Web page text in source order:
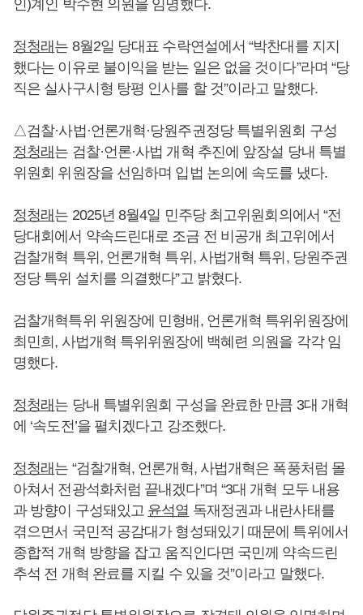
인)계인 박수현 의원을 임명했다.
정청래 는 8월2일 당대표 수락연설에서 “박찬대를 지지
했다는 이유로 불이익을 받는 일은 없을 것이다”라며 “당
직은 실사구시형 탕평 인사를 할 것”이라고 말했다.
△검찰·사법·언론개혁·당원주권정당 특별위원회 구성
정청래 는 검찰·언론·사법 개혁 추진에 앞장설 당내 특별
위원회 위원장을 선임하며 입법 논의에 속도를 냈다.
정청래 는 2025년 8월4일 민주당 최고위원회의에서 “전
당대회에서 약속드린대로 조금 전 비공개 최고위에서
검찰개혁 특위, 언론개혁 특위, 사법개혁 특위, 당원주권
정당 특위 설치를 의결했다”고 밝혔다.
검찰개혁특위 위원장에 민형배, 언론개혁 특위위원장에
최민희, 사법개혁 특위위원장에 백혜련 의원을 각각 임
명했다.
정청래 는 당내 특별위원회 구성을 완료한 만큼 3대 개혁
에 ‘속도전’을 펼치겠다고 강조했다.
정청래 는 “검찰개혁, 언론개혁, 사법개혁은 폭풍처럼 몰
아쳐서 전광석화처럼 끝내겠다”며 “3대 개혁 모두 내용
과 방향이 구성돼있고 윤석열 독재정권과 내란사태를
겪으면서 국민적 공감대가 형성돼있기 때문에 특위에서
종합적 개혁 방향을 잡고 움직인다면 국민께 약속드린
추석 전 개혁 완료를 지킬 수 있을 것”이라고 말했다.